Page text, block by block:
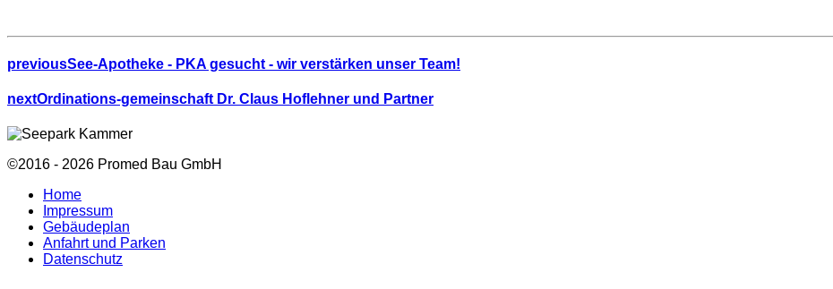
previousSee-Apotheke - PKA gesucht - wir verstärken unser Team!
nextOrdinations-gemeinschaft Dr. Claus Hoflehner und Partner
©2016 - 2026 Promed Bau GmbH
Home
Impressum
Gebäudeplan
Anfahrt und Parken
Datenschutz